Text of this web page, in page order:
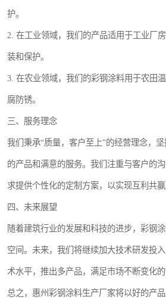
护。
2. 在工业领域，我们的产品适用于工业厂
装和保护。
3. 在农业领域，我们的彩钢涂料用于农田
腐防锈。
三、服务理念
我们秉承“质量，客户至上”的经营理念，
的产品和满意的服务。我们注重与客户的
求提供个性化的定制方案，以实现互利共赢
四、未来展望
随着建筑行业的发展和科技的进步，彩钢
空间。未来，我们将继续加大技术研发投
术水平，推出多产品，满足市场不断变化的
总之，惠州彩钢涂料生产厂家将以好的产